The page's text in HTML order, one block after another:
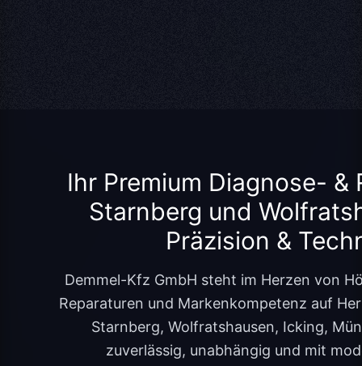
Ihr Premium Diagnose-
Starnberg und
Präzision &
Demmel-Kfz GmbH steht im Herzen von
Reparaturen und Markenkompetenz auf
Starnberg, Wolfratshausen, Icking,
zuverlässig, unabhängig und mit